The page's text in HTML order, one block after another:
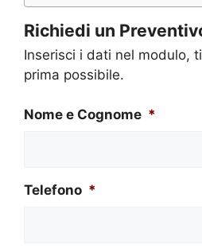
Richiedi un
Inserisci i dati nel modulo,
prima possibile.
Nome e Cognome *
Telefono *